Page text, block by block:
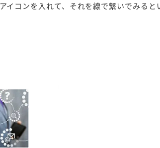
コンを入れて、それを線で繋いでみると